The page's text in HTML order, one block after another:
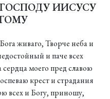
ИИСУСУ
живаго, Творче неба и
и паче всех
моего пред славою
крест и страдания
всех и Богу, приношу,